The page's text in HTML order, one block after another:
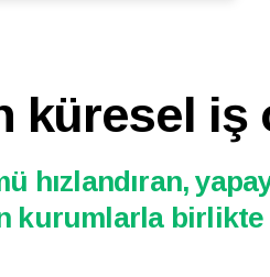
iş
hızlandıran,
birlikte